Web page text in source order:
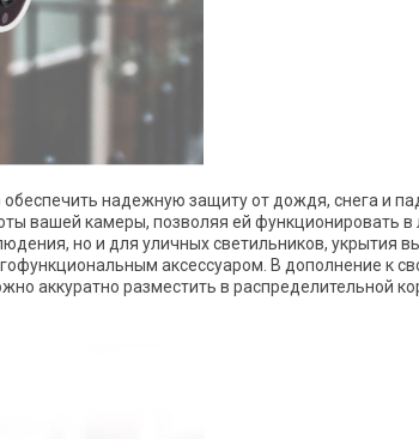
обеспечить надежную защиту от дождя, снега и
вашей камеры, позволяя ей функционировать
но и для уличных светильников, укрытия
аксессуаром. В дополнение к
аккуратно разместить в распределительной